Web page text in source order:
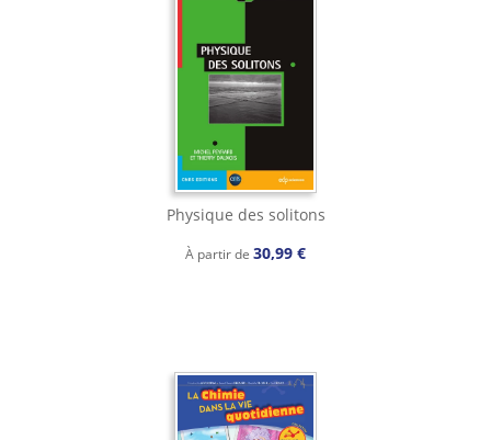
Physique des solitons
À partir de 30,99 €